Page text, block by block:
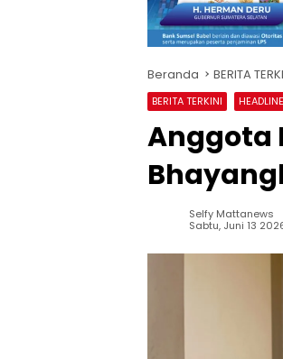
Beranda BERITA
BERITA TERKINI HEADLINE
Anggota
Selfy Mattanews
Sabtu, Juni 13